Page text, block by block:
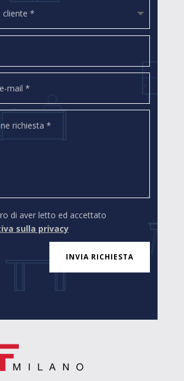
di aver letto ed accettato
sulla privacy
INVIA RICHIESTA